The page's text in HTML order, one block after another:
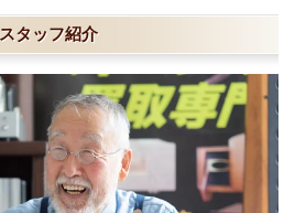
スタッフ紹介